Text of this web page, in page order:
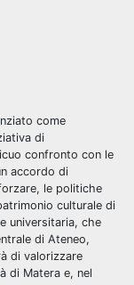
come
di
confronto con le
accordo di
le politiche
culturale di
universitaria, che
di Ateneo,
di valorizzare
di Matera e, nel